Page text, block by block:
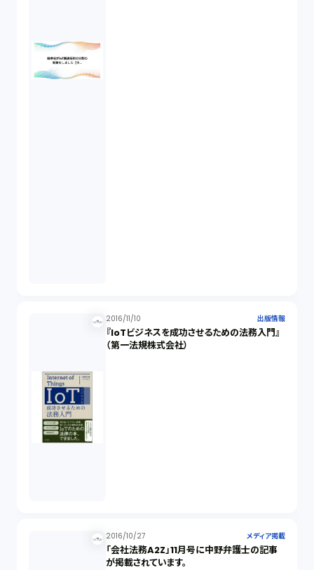
2016/11/10 出版情報
『IoTビジネスを成功させるための法務入門』
（第一法規株式会社）
2016/10/27 メディア掲載
「会社法務A2Z」11月号に中野弁護士の記事
が掲載されています。